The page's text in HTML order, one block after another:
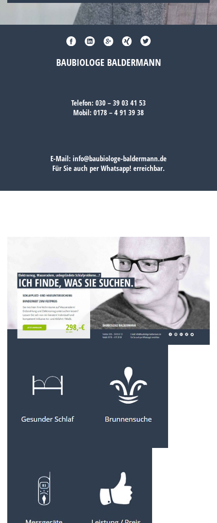
BAUBIOLOGE BALDERMANN
Telefon: 030 – 39 03 41 53
Mobil: 0178 – 4 91 39 38
E-Mail: info@baubiologe-baldermann.de
Für Sie auch per Whatsapp! erreichbar.